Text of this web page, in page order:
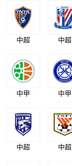
中超 中超
中甲 中甲
中超 中超